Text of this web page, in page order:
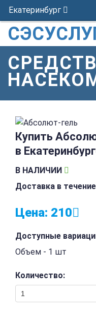
Екатеринбург
Купить
в
В НАЛИЧИИ
Доставка в
Цена: 210
Доступные
Объем - 1 шт
Количество: